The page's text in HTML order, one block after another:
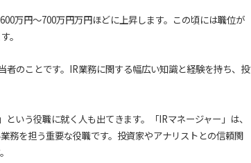
万円～700万円万円ほどに上昇します。この頃には職位が
。
者のことです。IR業務に関する幅広い知識と経験を持ち、投
いう役職に就く人も出てきます。「IRマネージャー」は、
務を担う重要な役職です。投資家やアナリストとの信頼関